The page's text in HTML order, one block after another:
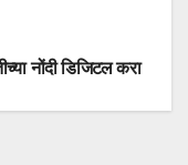
नोंदी डिजिटल करा